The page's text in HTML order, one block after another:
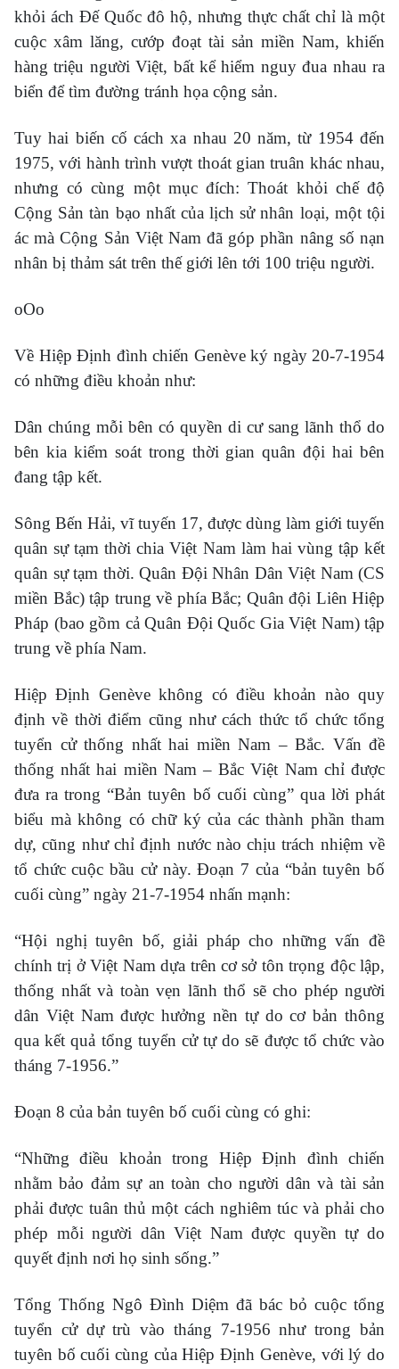
khỏi ách Đế Quốc đô hộ, nhưng thực chất chỉ là một
cuộc xâm lăng, cướp đoạt tài sản miền Nam, khiến
hàng triệu người Việt, bất kể hiểm nguy đua nhau ra
biển để tìm đường tránh họa cộng sản.
Tuy hai biến cố cách xa nhau 20 năm, từ 1954 đến
1975, với hành trình vượt thoát gian truân khác nhau,
nhưng có cùng một mục đích: Thoát khỏi chế độ
Cộng Sản tàn bạo nhất của lịch sử nhân loại, một tội
ác mà Cộng Sản Việt Nam đã góp phần nâng số nạn
nhân bị thảm sát trên thế giới lên tới 100 triệu người.
oOo
Về Hiệp Định đình chiến Genève ký ngày 20-7-1954
có những điều khoản như:
Dân chúng mỗi bên có quyền di cư sang lãnh thổ do
bên kia kiểm soát trong thời gian quân đội hai bên
đang tập kết.
Sông Bến Hải, vĩ tuyến 17, được dùng làm giới tuyến
quân sự tạm thời chia Việt Nam làm hai vùng tập kết
quân sự tạm thời. Quân Đội Nhân Dân Việt Nam (CS
miền Bắc) tập trung về phía Bắc; Quân đội Liên Hiệp
Pháp (bao gồm cả Quân Đội Quốc Gia Việt Nam) tập
trung về phía Nam.
Hiệp Định Genève không có điều khoản nào quy
định về thời điểm cũng như cách thức tổ chức tổng
tuyển cử thống nhất hai miền Nam – Bắc. Vấn đề
thống nhất hai miền Nam – Bắc Việt Nam chỉ được
đưa ra trong “Bản tuyên bố cuối cùng” qua lời phát
biểu mà không có chữ ký của các thành phần tham
dự, cũng như chỉ định nước nào chịu trách nhiệm về
tổ chức cuộc bầu cử này. Đoạn 7 của “bản tuyên bố
cuối cùng” ngày 21-7-1954 nhấn mạnh:
“Hội nghị tuyên bố, giải pháp cho những vấn đề
chính trị ở Việt Nam dựa trên cơ sở tôn trọng độc lập,
thống nhất và toàn vẹn lãnh thổ sẽ cho phép người
dân Việt Nam được hưởng nền tự do cơ bản thông
qua kết quả tổng tuyển cử tự do sẽ được tổ chức vào
tháng 7-1956.”
Đoạn 8 của bản tuyên bố cuối cùng có ghi:
“Những điều khoản trong Hiệp Định đình chiến
nhằm bảo đảm sự an toàn cho người dân và tài sản
phải được tuân thủ một cách nghiêm túc và phải cho
phép mỗi người dân Việt Nam được quyền tự do
quyết định nơi họ sinh sống.”
Tổng Thống Ngô Đình Diệm đã bác bỏ cuộc tổng
tuyển cử dự trù vào tháng 7-1956 như trong bản
tuyên bố cuối cùng của Hiệp Định Genève, với lý do